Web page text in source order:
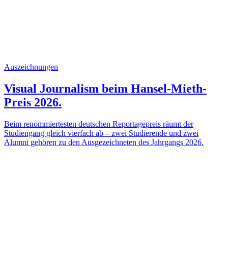
Auszeichnungen
Visual Journalism beim Hansel-Mieth-
Preis 2026.
Beim renommiertesten deutschen Reportagepreis räumt der
Studiengang gleich vierfach ab – zwei Studierende und zwei
Alumni gehören zu den Ausgezeichneten des Jahrgangs 2026.